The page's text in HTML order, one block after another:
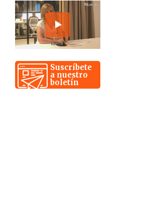
Suscríbete
a nuestro
boletín